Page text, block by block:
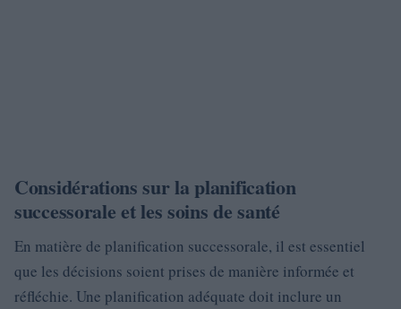
Considérations sur la planification
successorale et les soins de santé
En matière de planification successorale, il est essentiel
que les décisions soient prises de manière informée et
réfléchie. Une planification adéquate doit inclure un